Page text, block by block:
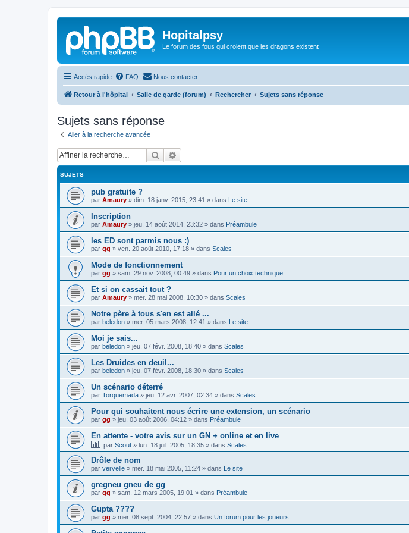
Hopitalpsy
Le forum des fous qui croient que les dragons existent
Accès rapide FAQ Nous contacter
Retour à l'hôpital Salle de garde (forum) Rechercher Sujets sans réponse
Sujets sans réponse
Aller à la recherche avancée
Rechercher
SUJETS
pub gratuite ?
par Amaury » dim. 18 janv. 2015, 23:41 » dans Le site
Inscription
par Amaury » jeu. 14 août 2014, 23:32 » dans Préambule
les ED sont parmis nous :)
par gg » ven. 20 août 2010, 17:18 » dans Scales
Mode de fonctionnement
par gg » sam. 29 nov. 2008, 00:49 » dans Pour un choix technique
Et si on cassait tout ?
par Amaury » mer. 28 mai 2008, 10:30 » dans Scales
Notre père à tous s'en est allé ...
par beledon » mer. 05 mars 2008, 12:41 » dans Le site
Moi je sais...
par beledon » jeu. 07 févr. 2008, 18:40 » dans Scales
Les Druides en deuil...
par beledon » jeu. 07 févr. 2008, 18:30 » dans Scales
Un scénario déterré
par Torquemada » jeu. 12 avr. 2007, 02:34 » dans Scales
Pour qui souhaitent nous écrire une extension, un scénario
par gg » jeu. 03 août 2006, 04:12 » dans Préambule
En attente - votre avis sur un GN + online et en live
par Scout » lun. 18 juil. 2005, 18:35 » dans Scales
Drôle de nom
par vervelle » mer. 18 mai 2005, 11:24 » dans Le site
gregneu gneu de gg
par gg » sam. 12 mars 2005, 19:01 » dans Préambule
Gupta ????
par gg » mer. 08 sept. 2004, 22:57 » dans Un forum pour les joueurs